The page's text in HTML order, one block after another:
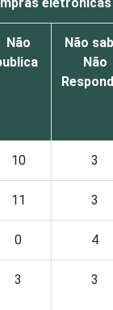
Não
Não
Não
10 3
11 3
0 4
3 3